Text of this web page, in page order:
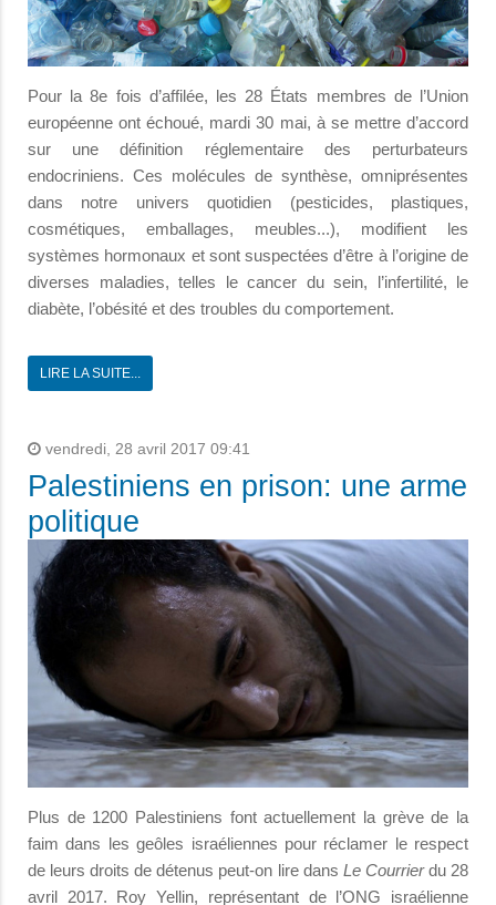
Pour la 8e fois d’affilée, les 28 États membres de l’Union
européenne ont échoué, mardi 30 mai, à se mettre d’accord
sur une définition réglementaire des perturbateurs
endocriniens. Ces molécules de synthèse, omniprésentes
dans notre univers quotidien (pesticides, plastiques,
cosmétiques, emballages, meubles...), modifient les
systèmes hormonaux et sont suspectées d’être à l’origine de
diverses maladies, telles le cancer du sein, l’infertilité, le
diabète, l’obésité et des troubles du comportement.
LIRE LA SUITE...
vendredi, 28 avril 2017 09:41
Palestiniens en prison: une arme
politique
Plus de 1200 Palestiniens font actuellement la grève de la
faim dans les geôles israéliennes pour réclamer le respect
de leurs droits de détenus peut-on lire dans Le Courrierdu 28
avril 2017. Roy Yellin, représentant de l’ONG israélienne